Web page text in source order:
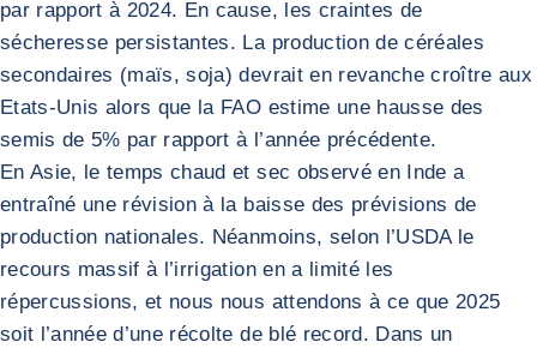
par rapport à 2024. En cause, les craintes de
sécheresse persistantes. La production de céréales
secondaires (maïs, soja) devrait en revanche croître aux
Etats-Unis alors que la FAO estime une hausse des
semis de 5% par rapport à l’année précédente.
En Asie, le temps chaud et sec observé en Inde a
entraîné une révision à la baisse des prévisions de
production nationales. Néanmoins, selon l’USDA le
recours massif à l’irrigation en a limité les
répercussions, et nous nous attendons à ce que 2025
soit l’année d’une récolte de blé record. Dans un